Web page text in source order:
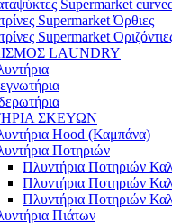
Supermarket
Supermarket Όρθιες
Supermarket
LAUNDRY
ΣΚΕΥΩΝ
Hood (Καμπάνα)
Ποτηριών
Πλυντήρια Ποτηριών
Πλυντήρια Ποτηριών
Πλυντήρια Ποτηριών
Πιάτων